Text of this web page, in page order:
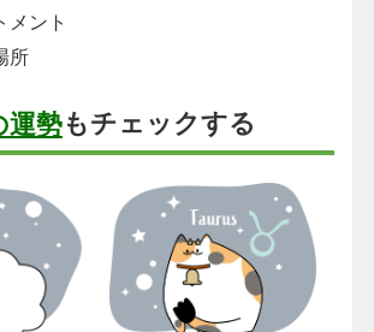
メント
所
運勢もチェックする